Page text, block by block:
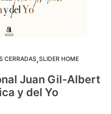
CERRADAS,SLIDER HOME
Juan Gil-Albert
y del Yo